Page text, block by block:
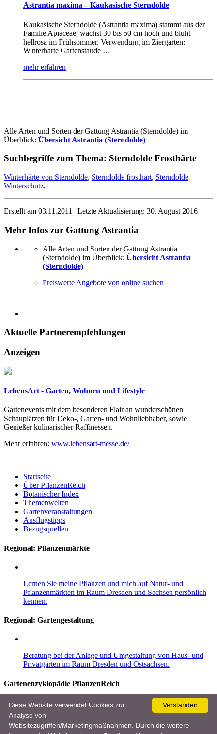
Astrantia maxima – Kaukasische Sterndolde
Kaukasische Sterndolde (Astrantia maxima) stammt aus der
Familie Apiaceae, wächst 30 bis 50 cm hoch und blüht
hellrosa im Frühsommer. Verwendung im Ziergarten:
Winterharte Gartenstaude …
mehr erfahren
Alle Arten und Sorten der Gattung Astrantia (Sterndolde) im
Überblick: Übersicht Astrantia (Sterndolde)
Suchbegriffe zum Thema: Sterndolde Frosthärte
Winterhärte von Sterndolde, Sterndolde frosthart, Sterndolde
Winterschutz,
Erstellt am 03.11.2011 | Letzte Aktualisierung: 30. August 2016
Mehr Infos zur Gattung Astrantia
Alle Arten und Sorten der Gattung Astrantia
(Sterndolde) im Überblick: Übersicht Astrantia
(Sterndolde)
Preiswerte Angebote von online suchen
Aktuelle Partnerempfehlungen
Anzeigen
LebensArt - Garten, Wohnen und Lifestyle
Gartenevents mit dem besonderen Flair an wunderschönen
Schauplätzen für Deko-, Garten- und Wohnliebhaber, sowie
Genießer kulinarischer Raffinessen.
Mehr erfahren: www.lebensart-messe.de/
Startseite
Über PflanzenReich
Botanischer Index
Themenwelten
Gartenveranstaltungen
Ausflugstipps
Bezugsquellen
Regional: Pflanzenmärkte
Lernen Sie meine Pflanzen und mich auf Natur- und
Pflanzenmärkten im Raum Dresden und Sachsen persönlich
kennen.
Regional: Gartengestaltung
Beratung bei der Anlage und Umgestaltung von Haus- und
Privatgärten im Raum Dresden und Ostsachsen.
Gartenenzyklopädie PflanzenReich
Entdecken Sie im Gartenlexikon mehr als 8.000 Pflanzen, 10.000
Bilder und viele nützliche und wertvolle Garten- und Pflegetipps für
Einsteiger und Gartenprofis.
Verstanden
Diese Website verwendet Cookies zur
Analyse von
Websitezugriffen/Marketingmaßnahmen. Durch die weitere